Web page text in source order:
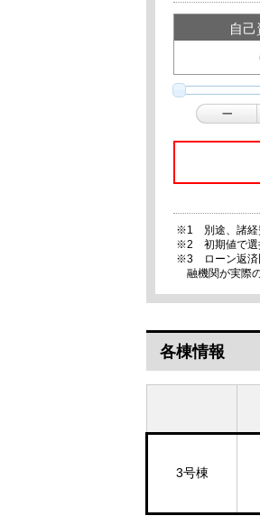
自己
※1 別途、諸経
※2 初期値で選
※3 ローン返済
融機関が実際
各棟情報
3号棟